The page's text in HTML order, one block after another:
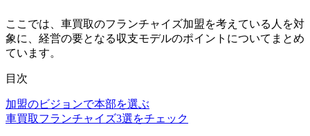
ここでは、車買取のフランチャイズ加盟を考えている人を対
象に、経営の要となる収支モデルのポイントについてまとめ
ています。
目次
加盟のビジョンで本部を選ぶ
車買取フランチャイズ3選をチェック